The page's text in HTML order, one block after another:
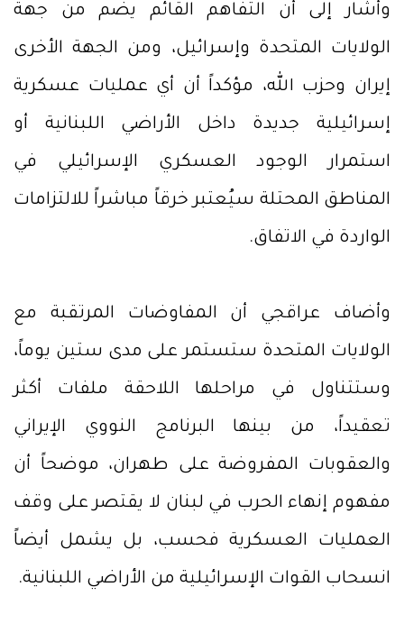
وأشار إلى أن التفاهم القائم يضم من جهة
الولايات المتحدة وإسرائيل، ومن الجهة الأخرى
إيران وحزب الله، مؤكداً أن أي عمليات عسكرية
إسرائيلية جديدة داخل الأراضي اللبنانية أو
استمرار الوجود العسكري الإسرائيلي في
المناطق المحتلة سيُعتبر خرقاً مباشراً للالتزامات
الواردة في الاتفاق.
وأضاف عراقجي أن المفاوضات المرتقبة مع
الولايات المتحدة ستستمر على مدى ستين يوماً،
وستتناول في مراحلها اللاحقة ملفات أكثر
تعقيداً، من بينها البرنامج النووي الإيراني
والعقوبات المفروضة على طهران، موضحاً أن
مفهوم إنهاء الحرب في لبنان لا يقتصر على وقف
العمليات العسكرية فحسب، بل يشمل أيضاً
انسحاب القوات الإسرائيلية من الأراضي اللبنانية.